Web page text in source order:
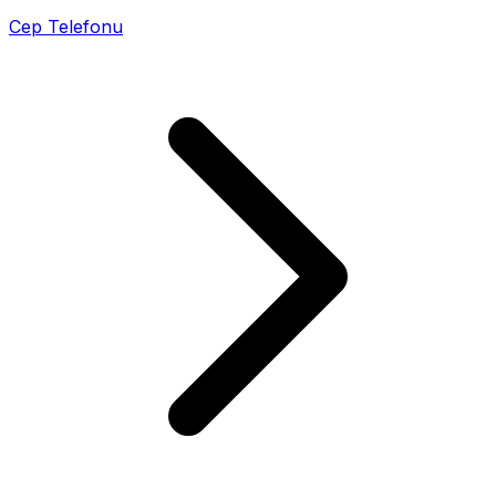
Cep Telefonu